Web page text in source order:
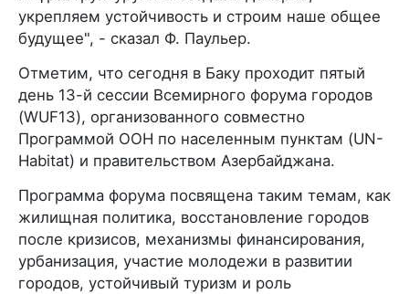
укрепляем устойчивость и строим наше общее
будущее", - сказал Ф. Паульер.
Отметим, что сегодня в Баку проходит пятый
день 13-й сессии Всемирного форума городов
(WUF13), организованного совместно
Программой ООН по населенным пунктам (UN-
Habitat) и правительством Азербайджана.
Программа форума посвящена таким темам, как
жилищная политика, восстановление городов
после кризисов, механизмы финансирования,
урбанизация, участие молодежи в развитии
городов, устойчивый туризм и роль